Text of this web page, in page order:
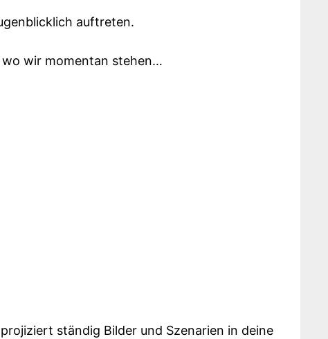
auftreten.
wo wir momentan stehen…
ständig Bilder und Szenarien in deine